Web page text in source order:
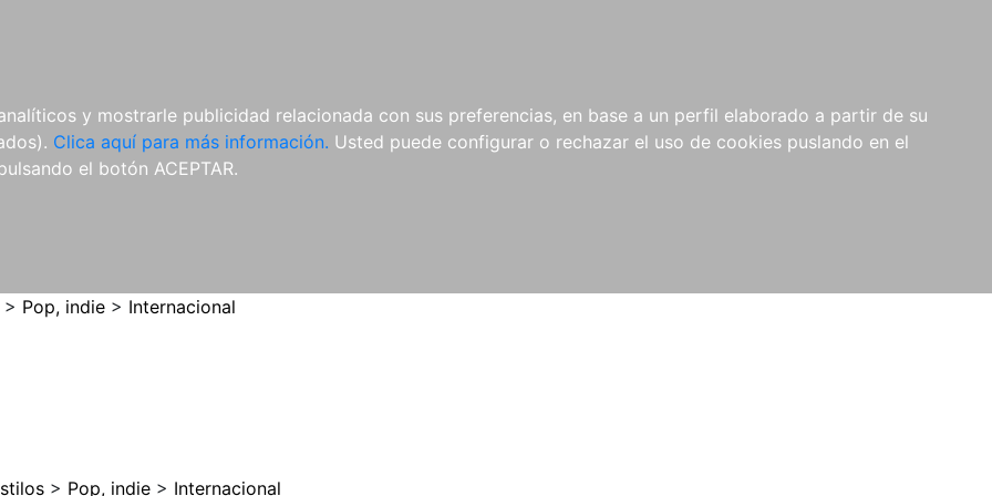
y mostrarle publicidad relacionada con sus preferencias, en base a un perfil elaborado a partir de su
Clica aquí para más información. Usted puede configurar o rechazar el uso de cookies puslando en el
el botón ACEPTAR.
REVISTAS
CDS Y
DVDS
MATERIAL
COMPLEMENTARIO
NOVEDADES NOTICIAS
COMPRAS
INSTITUCIONALES
> Pop, indie > Internacional
> Pop, indie > Internacional